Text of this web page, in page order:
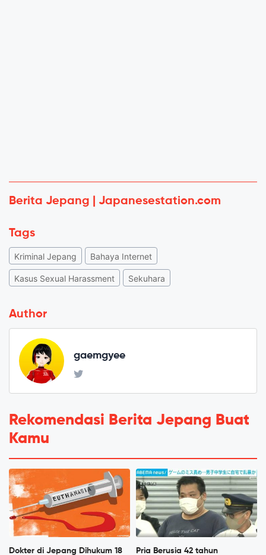
Berita Jepang | Japanesestation.com
Tags
Kriminal Jepang Bahaya Internet
Kasus Sexual Harassment Sekuhara
Author
gaemgyee
Rekomendasi Berita Jepang Buat
Kamu
Dokter di Jepang Dihukum 18
Pria Berusia 42 tahun